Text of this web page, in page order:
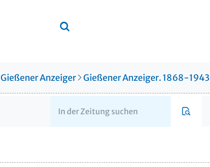
Gießener Anzeiger Gießener Anzeiger. 1868-1943